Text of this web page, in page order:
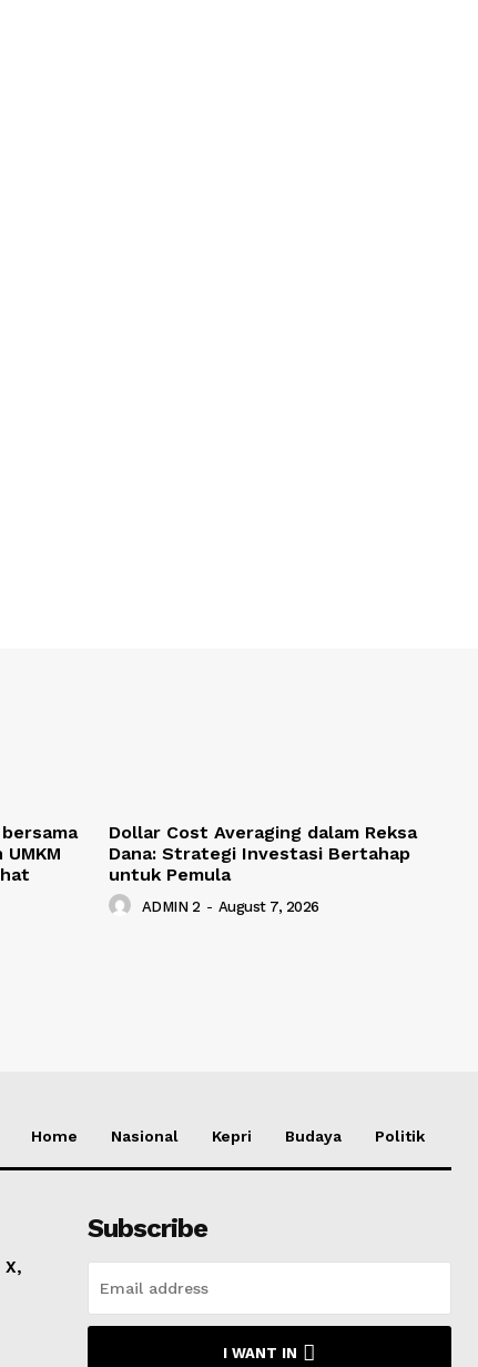
Dollar Cost Averaging dalam Reksa
Dana: Strategi Investasi Bertahap
untuk Pemula
ADMIN 2 - August 7, 2026
Home Nasional Kepri Budaya Politik
X,
Subscribe
I WANT IN